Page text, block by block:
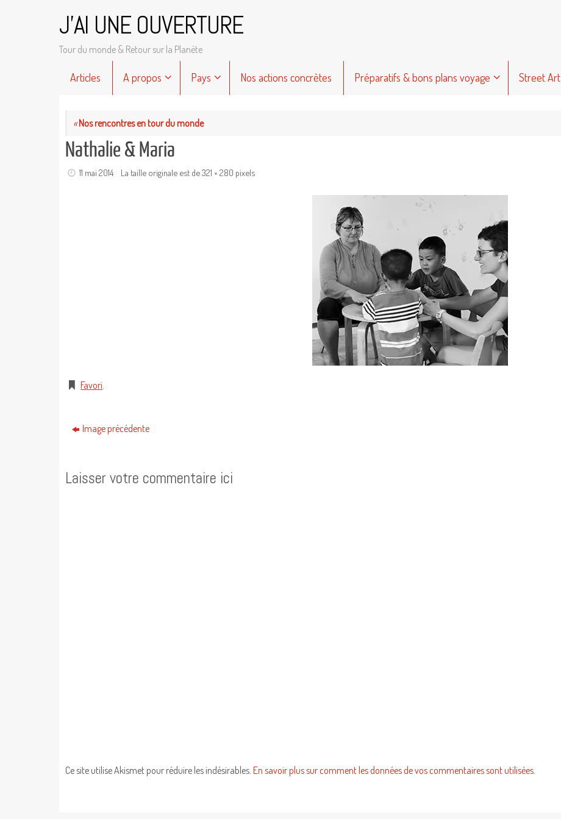
J'AI UNE OUVERTURE
Tour du monde & Retour sur la Planète
Articles A propos Pays Nos actions concrètes Préparatifs & bons plans voyage Street Art
«Nos rencontres en tour du monde
Nathalie & Maria
11 mai 2014 La taille originale est de321 × 280 pixels
Favori.
Image précédente
Laisser votre commentaire ici
Ce site utilise Akismet pour réduire les indésirables. En savoir plus sur comment les données de vos commentaires sont utilisées.